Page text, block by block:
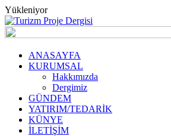
Yükleniyor
ANASAYFA
KURUMSAL
Hakkımızda
Dergimiz
GÜNDEM
YATIRIM/TEDARİK
KÜNYE
İLETİŞİM